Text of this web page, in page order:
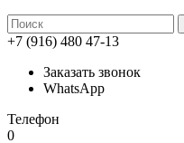
+7 (916) 480 47-13
Заказать звонок
WhatsApp
Телефон
0